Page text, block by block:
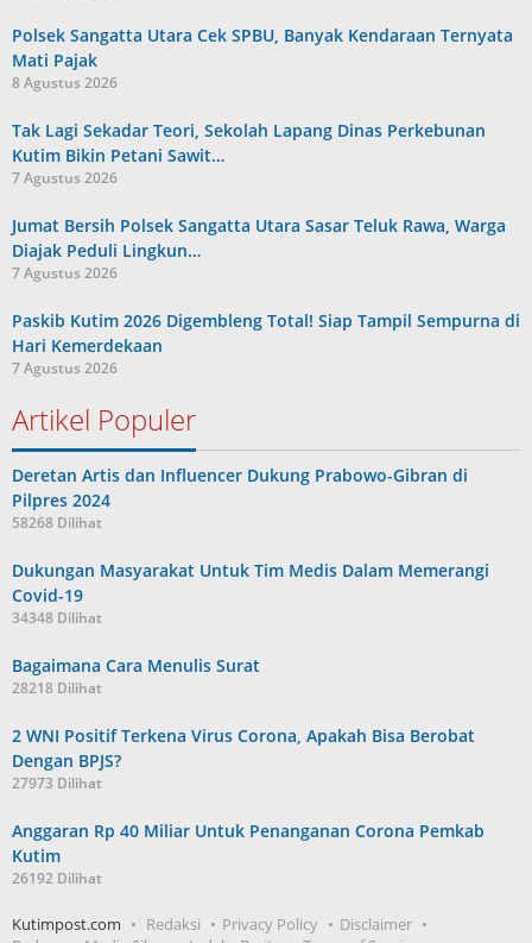
Polsek Sangatta Utara Cek SPBU, Banyak Kendaraan Ternyata
Mati Pajak
8 Agustus 2026
Tak Lagi Sekadar Teori, Sekolah Lapang Dinas Perkebunan
Kutim Bikin Petani Sawit…
7 Agustus 2026
Jumat Bersih Polsek Sangatta Utara Sasar Teluk Rawa, Warga
Diajak Peduli Lingkun…
7 Agustus 2026
Paskib Kutim 2026 Digembleng Total! Siap Tampil Sempurna di
Hari Kemerdekaan
7 Agustus 2026
Artikel Populer
Deretan Artis dan Influencer Dukung Prabowo-Gibran di
Pilpres 2024
58268 Dilihat
Dukungan Masyarakat Untuk Tim Medis Dalam Memerangi
Covid-19
34348 Dilihat
Bagaimana Cara Menulis Surat
28218 Dilihat
2 WNI Positif Terkena Virus Corona, Apakah Bisa Berobat
Dengan BPJS?
27973 Dilihat
Anggaran Rp 40 Miliar Untuk Penanganan Corona Pemkab
Kutim
26192 Dilihat
Kutimpost.com Redaksi Privacy Policy
Disclaimer